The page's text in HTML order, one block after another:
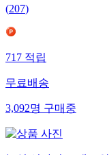
(207)
717적립
무료배송
3,092명구매중